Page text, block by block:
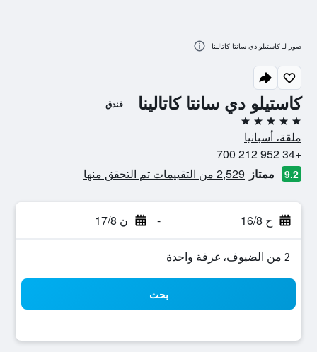
كاستيلو دي سانتا كاتالينا فندق
5 نجوم
ملقة، أسبانيا
+34 952 212 700
9.2 ممتاز 2,529 من التقييمات تم التحقق منها
ح 16/8 - ن 17/8
2 من الضيوف، غرفة واحدة
بحث
صور لـ كاستيلو دي سانتا كاتالينا